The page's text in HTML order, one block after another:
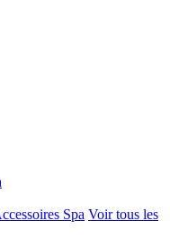
Spa Voir tous les